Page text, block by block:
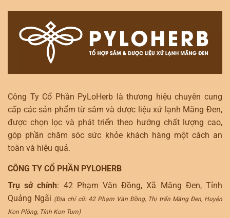
Công Ty Cổ Phần PyLoHerb là thương hiệu chuyên cung
cấp các sản phẩm từ sâm và dược liệu xứ lạnh Măng Đen,
được chọn lọc và phát triển theo hướng chất lượng cao,
góp phần chăm sóc sức khỏe khách hàng một cách an
toàn và hiệu quả.
CÔNG TY CỔ PHẦN PYLOHERB
Trụ sở chính: 42 Phạm Văn Đồng, Xã Măng Đen, Tỉnh
Quảng Ngãi (Địa chỉ cũ: 42 Phạm Văn Đồng, Thị trấn Măng Đen, Huyện
Kon Plông, Tỉnh Kon Tum)